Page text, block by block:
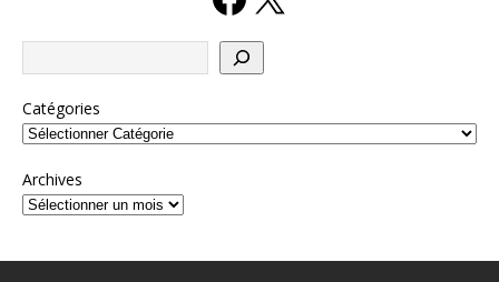
Catégories
Archives